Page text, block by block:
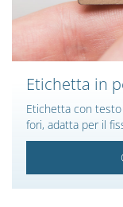
Etichetta in
Etichetta con
fori, adatta per il